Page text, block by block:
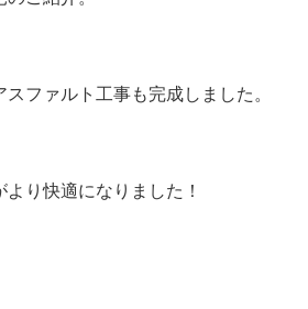
ファルト工事も完成しました。
り快適になりました！